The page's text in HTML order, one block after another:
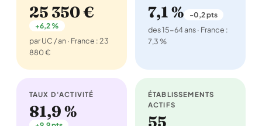
25 350 €
+6,2 %
par UC / an · France : 23
880 €
7,1 % -0,2 pts
des 15-64 ans · France :
7,3 %
TAUX D'ACTIVITÉ
81,9 %
ÉTABLISSEMENTS
ACTIFS
55